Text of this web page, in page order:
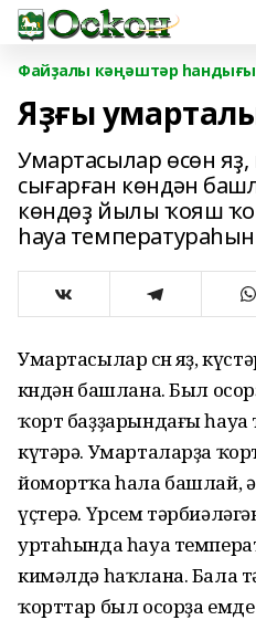
Файҙалы кәңәштәр һандығы
Яҙғы
Умартасылар өсөн яҙ,
сығарған көндән
көндөҙ йылы ҡояш
һауа температураһын
Умартасылар өсөн яҙ,
көндән башлана. Был
ҡорт баҙҙарындағы
күтәрә. Умарталарҙа
йомортҡа һала башлай,
үҫтерә. Үрсем
уртаһында һауа
кимәлдә һаҡлана. Бала
ҡорттар был осорҙа